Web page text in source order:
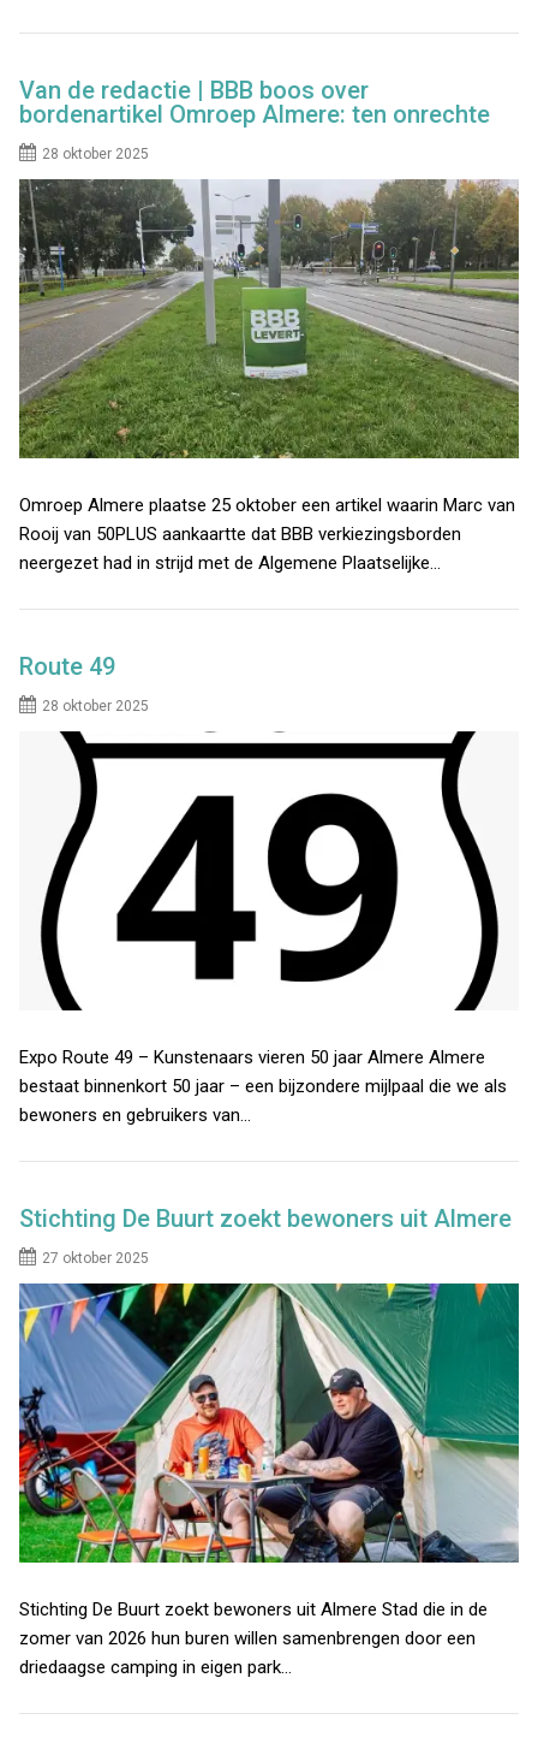
Van de redactie | BBB boos over
bordenartikel Omroep Almere: ten onrechte
28 oktober 2025
Omroep Almere plaatse 25 oktober een artikel waarin Marc van
Rooij van 50PLUS aankaartte dat BBB verkiezingsborden
neergezet had in strijd met de Algemene Plaatselijke…
Route 49
28 oktober 2025
Expo Route 49 – Kunstenaars vieren 50 jaar Almere Almere
bestaat binnenkort 50 jaar – een bijzondere mijlpaal die we als
bewoners en gebruikers van…
Stichting De Buurt zoekt bewoners uit Almere
27 oktober 2025
Stichting De Buurt zoekt bewoners uit Almere Stad die in de
zomer van 2026 hun buren willen samenbrengen door een
driedaagse camping in eigen park…